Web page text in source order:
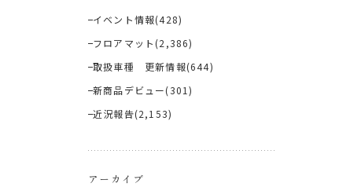
イベント情報(428)
フロアマット (2,386)
取扱車種 更新情報(644)
新商品デビュー(301)
近況報告(2,153)
アーカイブ